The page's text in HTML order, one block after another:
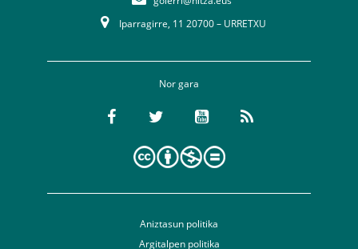
Iparragirre, 11 20700 – URRETXU
Nor gara
Aniztasun politika
Argitalpen politika